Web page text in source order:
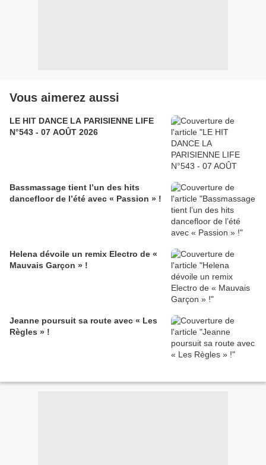
Vous aimerez aussi
LE HIT DANCE LA PARISIENNE LIFE
N°543 - 07 AOÛT 2026
Bassmassage tient l’un des hits
dancefloor de l’été avec « Passion » !
Helena dévoile un remix Electro de «
Mauvais Garçon » !
Jeanne poursuit sa route avec « Les
Règles » !